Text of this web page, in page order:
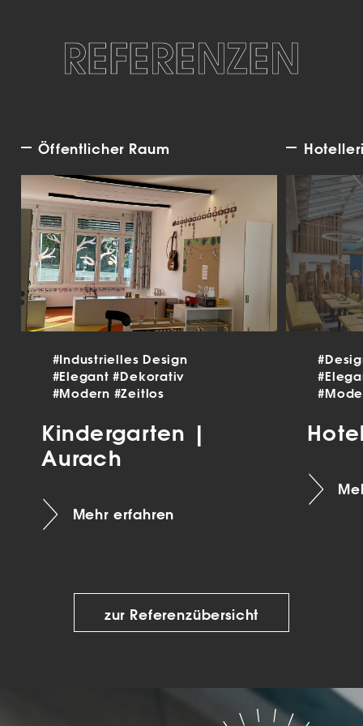
REFERENZEN
Öffentlicher Raum
#Industrielles Design
#Elegant#Dekorativ
#Modern #Zeitlos
Kindergarten |
Aurach
Mehr erfahren
zur Referenzübersicht